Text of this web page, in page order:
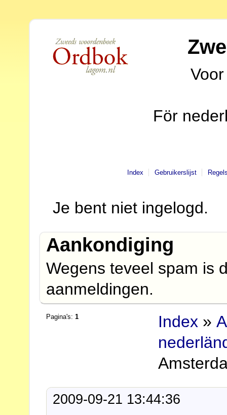
För
Index Gebruikerslijst
Je bent niet ingelogd.
Aankondiging
Wegens teveel spam is
aanmeldingen.
Pagina's:1 Index »
2009-09-21 13:44:36